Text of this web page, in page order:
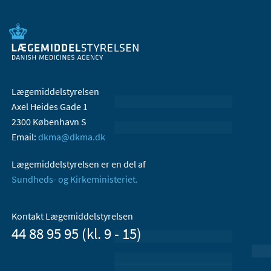
Lægemiddelstyrelsen
Axel Heides Gade 1
2300 København S
Email: dkma@dkma.dk
Lægemiddelstyrelsen er en del af
Sundheds- og Kirkeministeriet.
Kontakt Lægemiddelstyrelsen
44 88 95 95 (kl. 9 - 15)